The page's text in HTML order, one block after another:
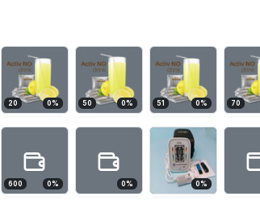
20 0% 50 0% 51 0% 70
600 0% 0% 0%